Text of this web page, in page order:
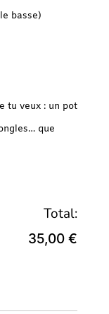
basse)
tu veux : un pot
que
Total:
35,00 €